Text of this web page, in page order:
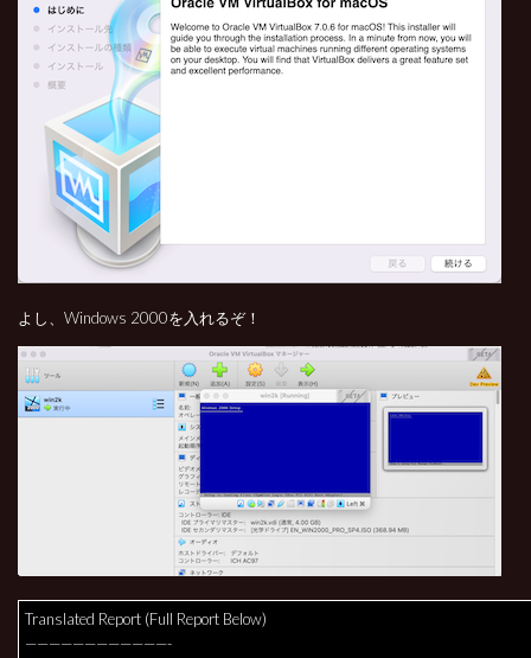
よし、Windows 2000を入れるぞ！
Translated Report (Full Report Below)
————————————-